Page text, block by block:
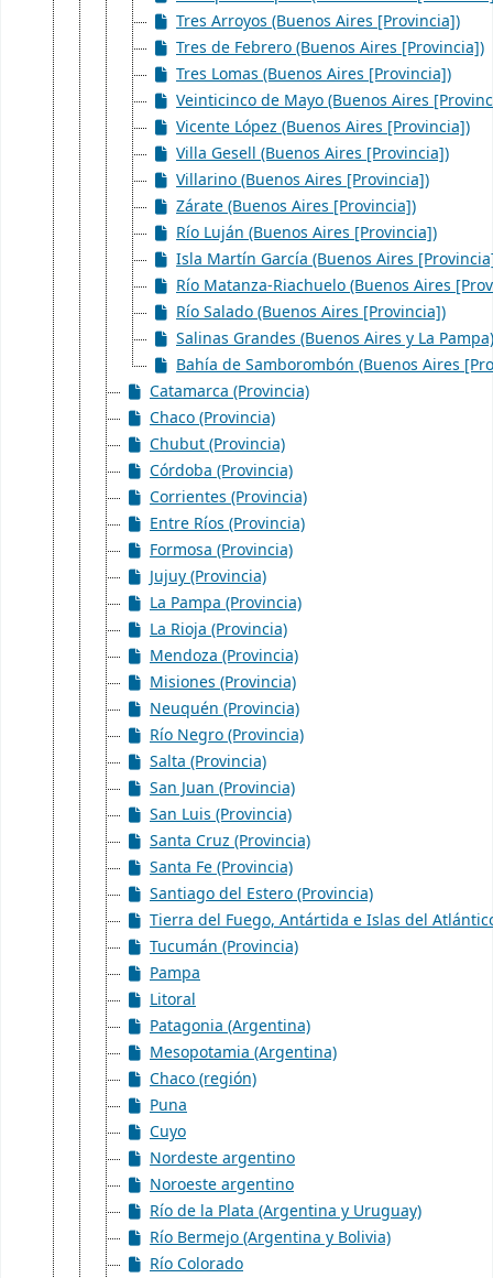
Tres Arroyos (Buenos Aires [Provincia])
Tres de Febrero (Buenos Aires [Provincia])
Tres Lomas (Buenos Aires [Provincia])
Veinticinco de Mayo (Buenos Aires
Vicente López (Buenos Aires [Provincia])
Villa Gesell (Buenos Aires [Provincia])
Villarino (Buenos Aires [Provincia])
Zárate (Buenos Aires [Provincia])
Río Luján (Buenos Aires [Provincia])
Isla Martín García (Buenos Aires
Río Matanza-Riachuelo (Buenos Aires
Río Salado (Buenos Aires [Provincia])
Salinas Grandes (Buenos Aires y La Pampa)
Bahía de Samborombón (Buenos Aires
Catamarca (Provincia)
Chaco (Provincia)
Chubut (Provincia)
Córdoba (Provincia)
Corrientes (Provincia)
Entre Ríos (Provincia)
Formosa (Provincia)
Jujuy (Provincia)
La Pampa (Provincia)
La Rioja (Provincia)
Mendoza (Provincia)
Misiones (Provincia)
Neuquén (Provincia)
Río Negro (Provincia)
Salta (Provincia)
San Juan (Provincia)
San Luis (Provincia)
Santa Cruz (Provincia)
Santa Fe (Provincia)
Santiago del Estero (Provincia)
Tierra del Fuego, Antártida e Islas del
Tucumán (Provincia)
Pampa
Litoral
Patagonia (Argentina)
Mesopotamia (Argentina)
Chaco (región)
Puna
Cuyo
Nordeste argentino
Noroeste argentino
Río de la Plata (Argentina y Uruguay)
Río Bermejo (Argentina y Bolivia)
Río Colorado